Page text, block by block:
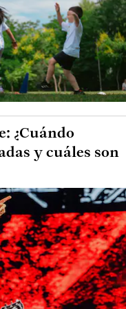
¿Cuándo
y cuáles son